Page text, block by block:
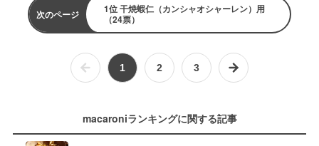
次のページ
1位 干焼蝦仁（カンシャオシャーレン）用
（24票）
1 2 3
macaroniランキングに関する記事